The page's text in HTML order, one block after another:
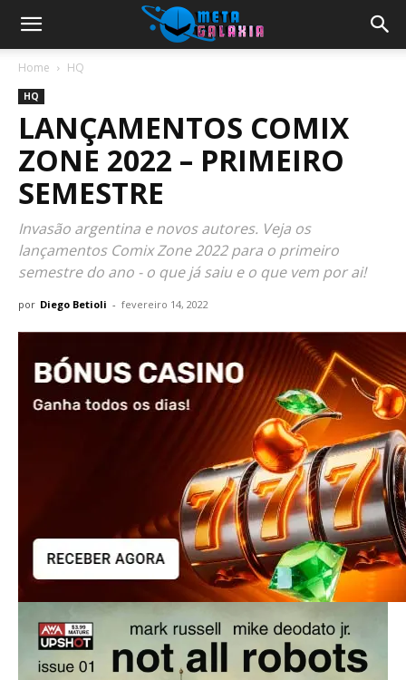
Home HQ
HQ
LANÇAMENTOS COMIX
ZONE 2022 – PRIMEIRO
SEMESTRE
Invasão argentina e novos autores. Veja os
lançamentos Comix Zone 2022 para o primeiro
semestre do ano - o que já saiu e o que vem por ai!
por Diego Betioli - fevereiro 14, 2022